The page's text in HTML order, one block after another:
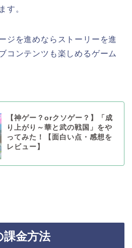
す。
ジを進めならストーリーを進
コンテンツも楽しめるゲーム
【神ゲー？orクソゲー？】「成
り上がり～華と武の戦国」をや
ってみた！【面白い点・感想を
レビュー】
金方法